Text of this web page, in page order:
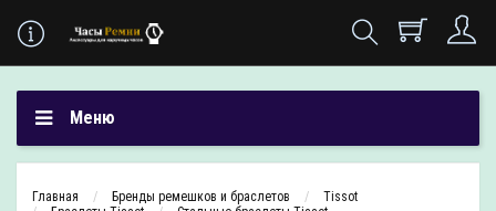
Меню
Главная Бренды ремешков и браслетов
Tissot